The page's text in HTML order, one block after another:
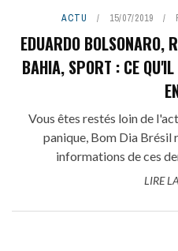
ACTU 15/07/2019
EDUARDO BOLSONARO,
BAHIA, SPORT : CE
Vous êtes restés loin de
panique, Bom Dia Brésil
informations de ces
LIRE